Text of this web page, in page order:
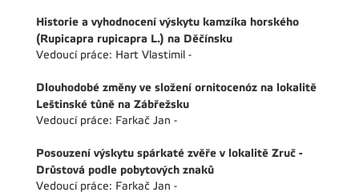
Historie a vyhodnocení výskytu kamzíka horského
(Rupicapra rupicapra L.) na Děčínsku
Vedoucí práce: Hart Vlastimil -
Dlouhodobé změny ve složení ornitocenóz na lokalitě
Leštinské tůně na Zábřežsku
Vedoucí práce: Farkač Jan -
Posouzení výskytu spárkaté zvěře v lokalitě Zruč -
Drůstová podle pobytových znaků
Vedoucí práce: Farkač Jan -